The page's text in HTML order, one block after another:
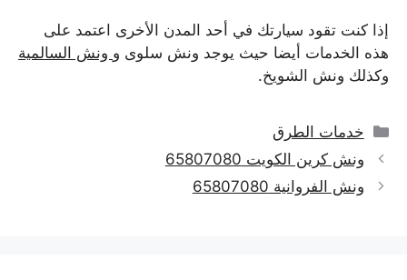
إذا كنت تقود سيارتك في أحد المدن الأخرى اعتمد على
هذه الخدمات أيضا حيث يوجد ونش سلوى و ونش السالمية
وكذلك ونش الشويخ.
التصنيفات
خدمات الطرق
ونش كرين الكويت 65807080
ونش الفروانية 65807080